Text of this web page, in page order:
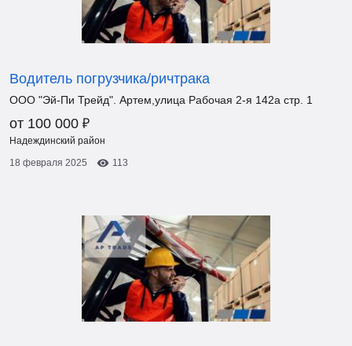
Водитель погрузчика/ричтрака
ООО "Эй-Пи Трейд". Артем,улица Рабочая 2-я 142а стр. 1
от 100 000 ₽
Надеждинский район
18 февраля 2025
113